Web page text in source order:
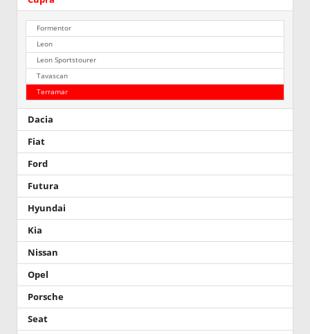
Formentor
Leon
Leon Sportstourer
Tavascan
Terramar
Dacia
Fiat
Ford
Futura
Hyundai
Kia
Nissan
Opel
Porsche
Seat